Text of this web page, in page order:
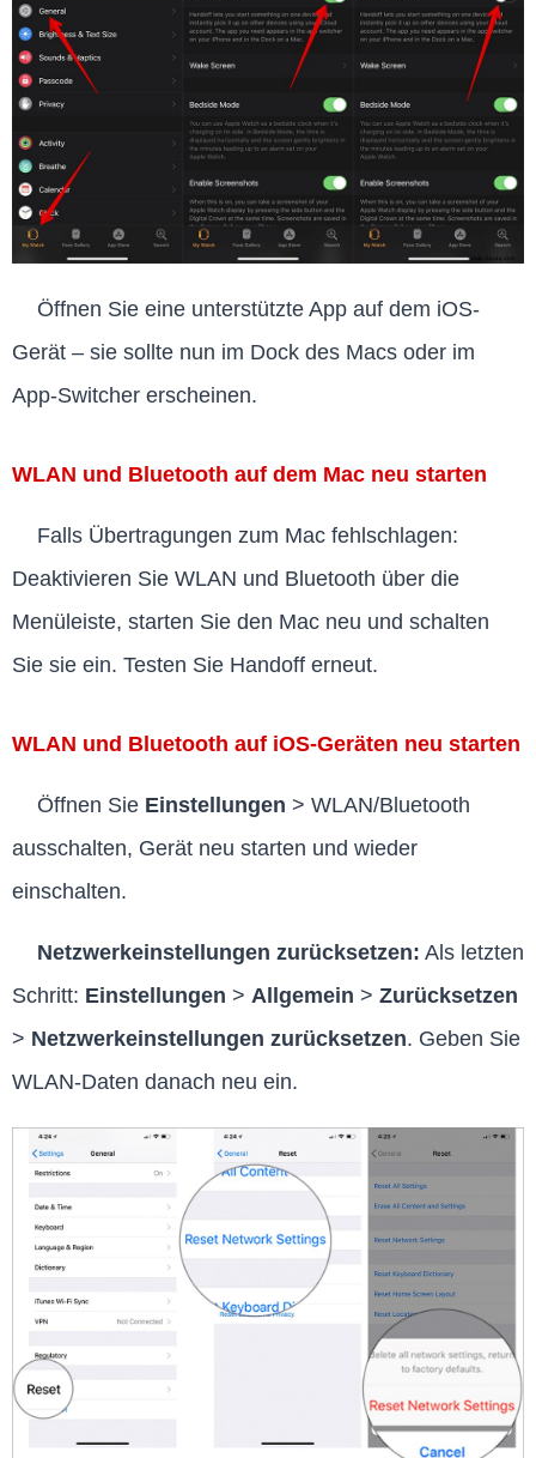
Öffnen Sie eine unterstützte App auf dem iOS-
Gerät – sie sollte nun im Dock des Macs oder im
App-Switcher erscheinen.
WLAN und Bluetooth auf dem Mac neu starten
Falls Übertragungen zum Mac fehlschlagen:
Deaktivieren Sie WLAN und Bluetooth über die
Menüleiste, starten Sie den Mac neu und schalten
Sie sie ein. Testen Sie Handoff erneut.
WLAN und Bluetooth auf iOS-Geräten neu starten
Öffnen Sie Einstellungen > WLAN/Bluetooth
ausschalten, Gerät neu starten und wieder
einschalten.
Netzwerkeinstellungen zurücksetzen: Als letzten
Schritt: Einstellungen > Allgemein > Zurücksetzen
> Netzwerkeinstellungen zurücksetzen. Geben Sie
WLAN-Daten danach neu ein.